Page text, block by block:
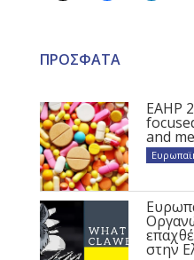
ΠΡΟΣΦΑΤΑ
EAHP
and
στην